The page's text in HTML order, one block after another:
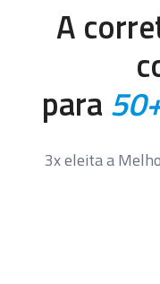
A
para
3x eleita a